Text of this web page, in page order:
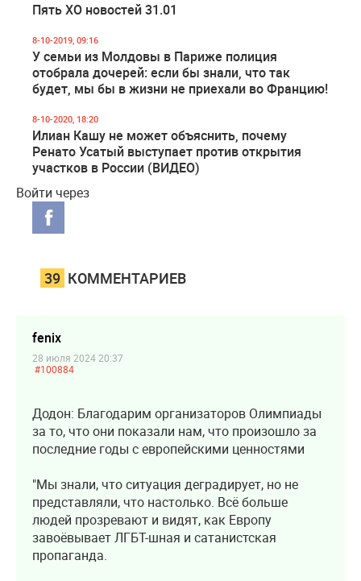
Пять ХО новостей 31.01
8-10-2019, 09:16
У семьи из Молдовы в Париже полиция
отобрала дочерей: если бы знали, что так
будет, мы бы в жизни не приехали во Францию!
8-10-2020, 18:20
Илиан Кашу не может объяснить, почему
Ренато Усатый выступает против открытия
участков в России (ВИДЕО)
Войти через
39 КОММЕНТАРИЕВ
fenix
28 июля 2024 20:37
#100884
Додон: Благодарим организаторов Олимпиады
за то, что они показали нам, что произошло за
последние годы с европейскими ценностями
"Мы знали, что ситуация деградирует, но не
представляли, что настолько. Всё больше
людей прозревают и видят, как Европу
завоёвывает ЛГБТ-шная и сатанистская
пропаганда.